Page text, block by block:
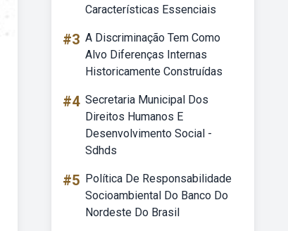
Características Essenciais
#3 A Discriminação Tem Como
Alvo Diferenças Internas
Historicamente Construídas
#4 Secretaria Municipal Dos
Direitos Humanos E
Desenvolvimento Social -
Sdhds
#5 Política De Responsabilidade
Socioambiental Do Banco Do
Nordeste Do Brasil